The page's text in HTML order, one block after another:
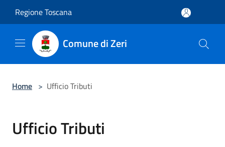
Regione Toscana
Comune di Zeri
Home > Ufficio Tributi
Ufficio Tributi